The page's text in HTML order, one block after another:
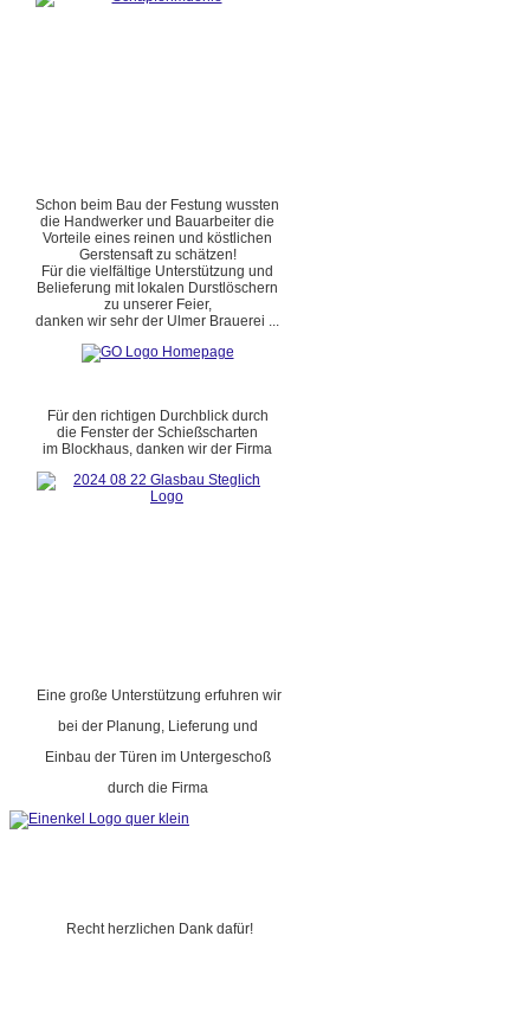
Schon beim Bau der Festung wussten
die Handwerker und Bauarbeiter die
Vorteile eines reinen und köstlichen
Gerstensaft zu schätzen!
Für die vielfältige Unterstützung und
Belieferung mit lokalen Durstlöschern
zu unserer Feier,
danken wir sehr der Ulmer Brauerei ...
Für den richtigen Durchblick durch
die Fenster der Schießscharten
im Blockhaus, danken wir der Firma
Eine große Unterstützung erfuhren wir
bei der Planung, Lieferung und
Einbau der Türen im Untergeschoß
durch die Firma
Recht herzlichen Dank dafür!